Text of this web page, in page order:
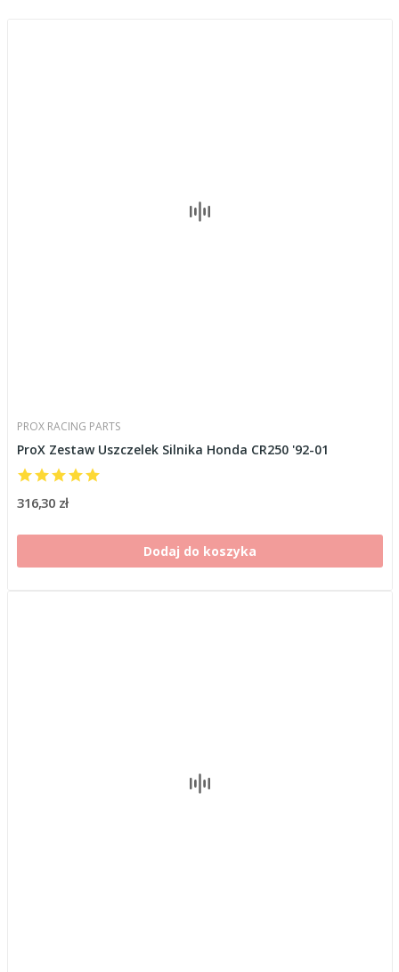
PROX RACING PARTS
ProX Zestaw Uszczelek Silnika Honda CR250 '92-01
316,30 zł
Dodaj do koszyka